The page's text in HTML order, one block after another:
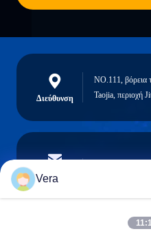
Διεύθυνση
NO.111, βόρεια
Taojia, περιοχή
Ηλεκτρονικό
Vera